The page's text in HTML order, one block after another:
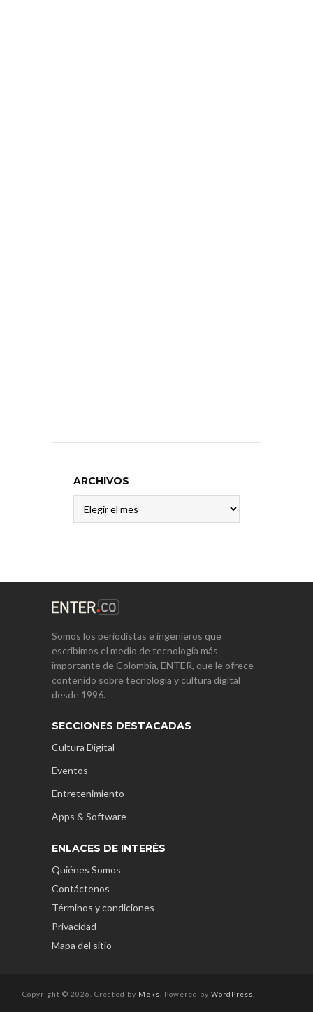
ARCHIVOS
Somos los periodistas e ingenieros que
escribimos el medio de tecnología más
importante de Colombia, ENTER, que le ofrece
contenido sobre tecnología y cultura digital
desde 1996.
SECCIONES DESTACADAS
Cultura Digital
Eventos
Entretenimiento
Apps & Software
ENLACES DE INTERÉS
Quiénes Somos
Contáctenos
Términos y condiciones
Privacidad
Mapa del sitio
Copyright © 2026. Created by Meks . Powered by WordPress